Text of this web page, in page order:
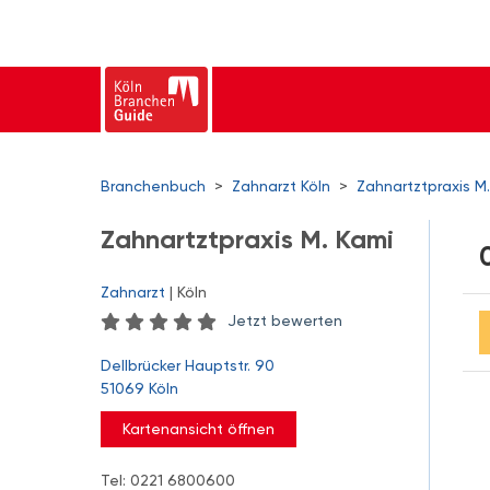
Branchenbuch > Zahnarzt Köln > Zahnartztpraxis
Zahnartztpraxis M. Kami
Zahnarzt | Köln
Jetzt bewerten
Dellbrücker Hauptstr. 90
51069 Köln
Kartenansicht öffnen
Tel: 0221 6800600